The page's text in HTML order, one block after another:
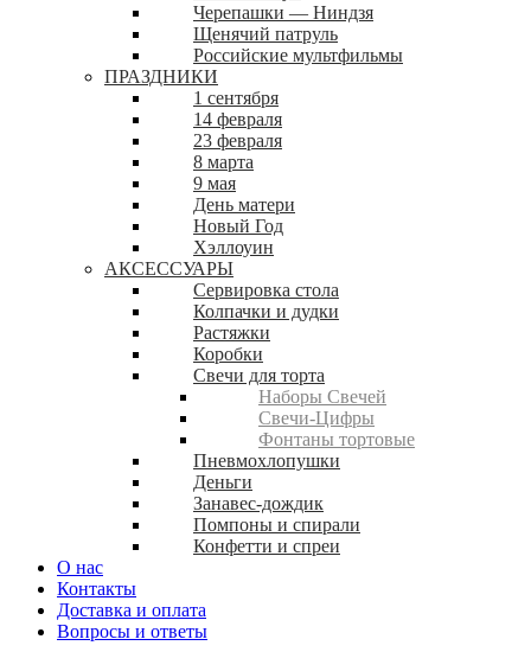
Черепашки — Ниндзя
Щенячий патруль
Российские мультфильмы
ПРАЗДНИКИ
1 сентября
14 февраля
23 февраля
8 марта
9 мая
День матери
Новый Год
Хэллоуин
АКСЕССУАРЫ
Сервировка стола
Колпачки и дудки
Растяжки
Коробки
Свечи для торта
Наборы Свечей
Свечи-Цифры
Фонтаны тортовые
Пневмохлопушки
Деньги
Занавес-дождик
Помпоны и спирали
Конфетти и спреи
О нас
Контакты
Доставка и оплата
Вопросы и ответы